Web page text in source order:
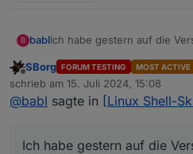
B bablIch habe gestern auf die
warum wird mir dann noch
angezeigt und warum
neu Firmware für die
Siehe Bilder.
Offline
SBorg FORUM TESTING MOST ACTIVE
schrieb am 15. Juli 2024, 15:08
zuletzt editiert von
@babl sagte in [Linux Shell-
Ich habe gestern auf die